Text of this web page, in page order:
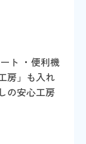
ト ・便利機
房」も入れ
の安心工房